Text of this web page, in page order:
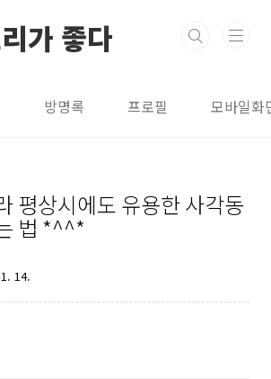
가 좋다
방명록 프로필 모바일화
상시에도 유용한 사각동
법 *^^*
14.